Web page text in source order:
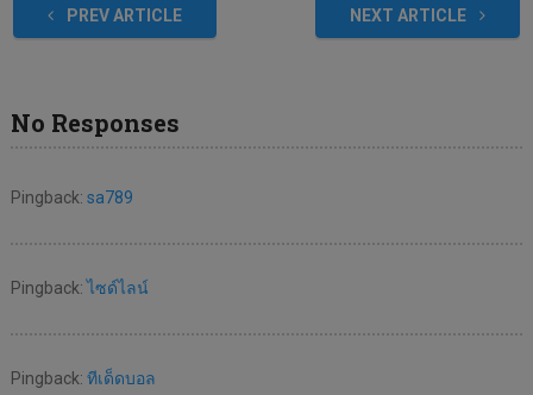
PREV ARTICLE NEXT ARTICLE
No Responses
Pingback: sa789
Pingback:ไซด์ไลน์
Pingback: ทีเด็ดบอล